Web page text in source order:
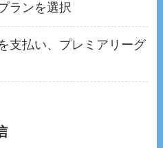
ランを選択
支払い、プレミアリーグ